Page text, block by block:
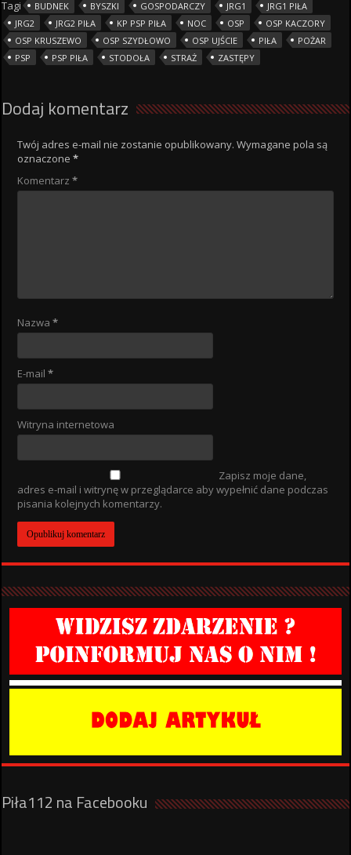
Tagi BUDNEK BYSZKI GOSPODARCZY JRG1
JRG1 PIŁA
JRG2
JRG2 PIŁA KP PSP PIŁA NOC OSP
OSP KACZORY
OSP KRUSZEWO
OSP SZYDŁOWO OSP UJŚCIE PIŁA
POŻAR
PSP
PSP PIŁA STODOŁA STRAŻ ZASTĘPY
Dodaj komentarz
Twój adres e-mail nie zostanie opublikowany. Wymagane pola są
oznaczone*
Komentarz*
Nazwa*
E-mail*
Witryna internetowa
Zapisz moje dane,
adres e-mail i witrynę w przeglądarce aby wypełnić dane podczas
pisania kolejnych komentarzy.
Piła112 na Facebooku